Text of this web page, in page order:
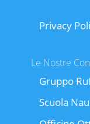
Privacy
Le Nostre
Gruppo
Scuola